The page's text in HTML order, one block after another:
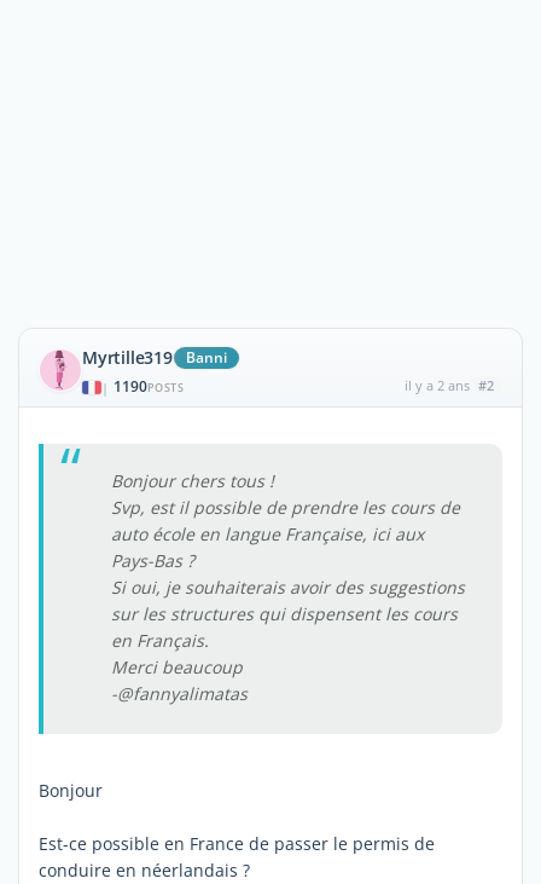
Myrtille319 Banni
| 1190POSTS il y a 2 ans #2
Bonjour chers tous !
Svp, est il possible de prendre les cours de
auto école en langue Française, ici aux
Pays-Bas ?
Si oui, je souhaiterais avoir des suggestions
sur les structures qui dispensent les cours
en Français.
Merci beaucoup
-@fannyalimatas
Bonjour
Est-ce possible en France de passer le permis de
conduire en néerlandais ?